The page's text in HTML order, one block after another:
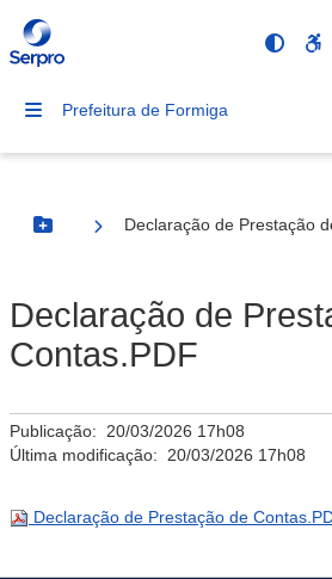
Prefeitura de Formiga
Botão Menu
Declaração de Prestação
Declaração de
Contas.PDF
Publicação: 20/03/2026 17h08
Última modificação: 20/03/2026 17h08
Declaração de Prestação de